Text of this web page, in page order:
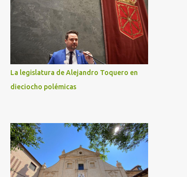
La legislatura de Alejandro Toquero en
dieciocho polémicas